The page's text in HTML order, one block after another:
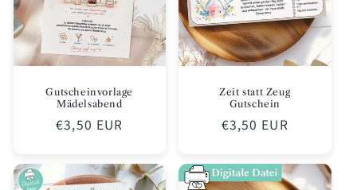
Gutscheinvorlage
Mädelsabend
Normaler
€3,50 EUR
Zeit statt Zeug
Gutschein
Normaler
€3,50 EUR